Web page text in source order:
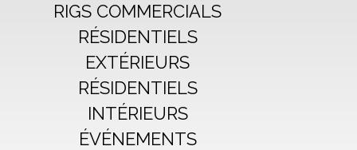
RIGS COMMERCIALS
RÉSIDENTIELS
EXTÉRIEURS
RÉSIDENTIELS
INTÉRIEURS
ÉVÉNEMENTS